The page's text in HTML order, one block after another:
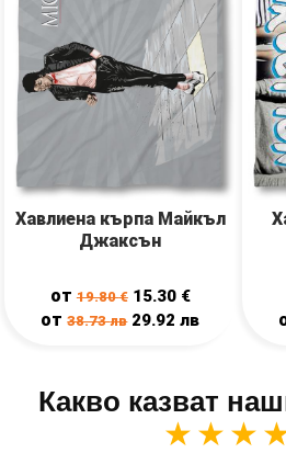
Хавлиена кърпа Майкъл
Джаксън
от19.80€ 15.30 €
от38.73лв 29.92лв
Какво казват